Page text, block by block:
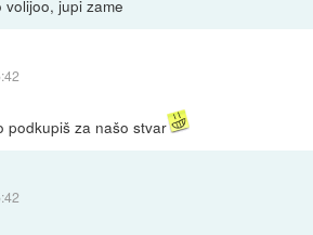
jupi zame
podkupiš za našo stvar